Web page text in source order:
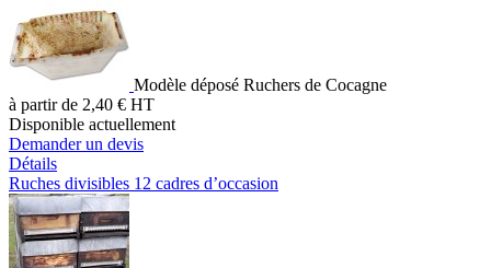
Modèle déposé Ruchers de Cocagne
à partir de 2,40 € HT
Disponible actuellement
Demander un devis
Détails
Ruches divisibles 12 cadres d’occasion